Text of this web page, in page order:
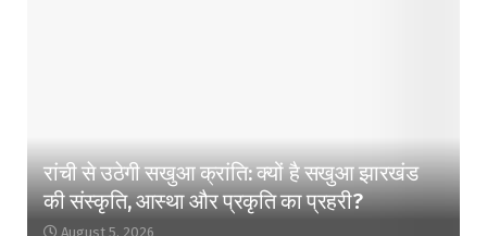
रांची से उठेगी सखुआ क्रांति: क्यों है सखुआ झारखंड
की संस्कृति, आस्था और प्रकृति का प्रहरी?
August 5, 2026